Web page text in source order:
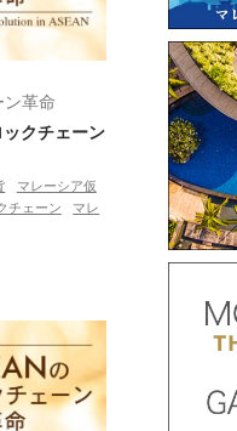
ン革命
クチェーン
マレーシア仮
チェーン
マレ